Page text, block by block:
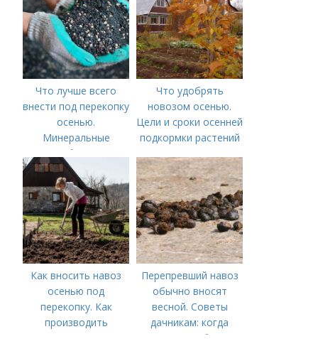
Что лучше всего
внести под перекопку
осенью.
Минеральные
удобрения
Что удобрять
новозом осенью.
Цели и сроки осенней
подкормки растений
Как вносить навоз
осенью под
перекопку. Как
производить
Перепревший навоз
обычно вносят
весной. Советы
дачникам: когда
вносить удобрение